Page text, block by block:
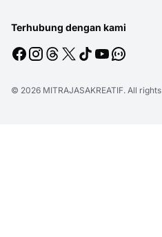
Terhubung dengan kami
© 2026 MITRAJASAKREATIF. All